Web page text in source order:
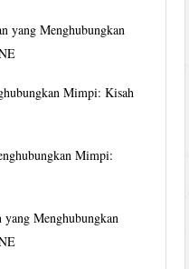
yang Menghubungkan
Mimpi: Kisah
Mimpi:
Menghubungkan